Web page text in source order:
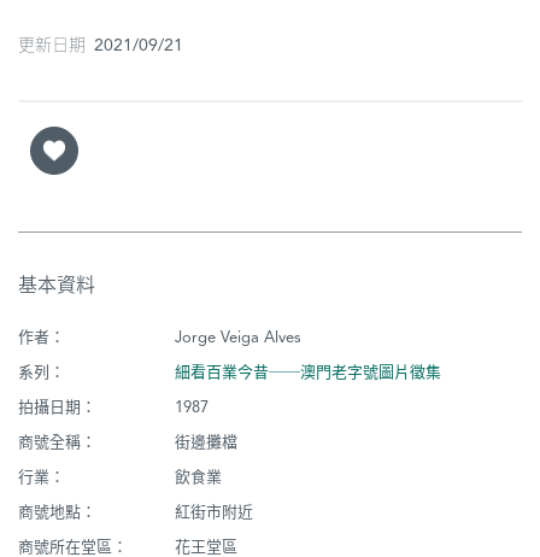
寺
市
更新日期 2021/09/21
基本資料
作者：
Jorge Veiga Alves
系列：
細看百業今昔──澳門老字號圖片徵集
拍攝日期：
1987
商號全稱：
街邊攤檔
行業：
飲食業
商號地點：
紅街市附近
商號所在堂區：
花王堂區